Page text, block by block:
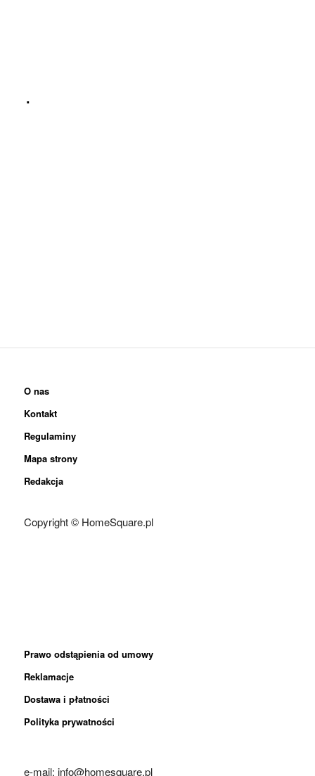
O nas
Kontakt
Regulaminy
Mapa strony
Redakcja
Copyright © HomeSquare.pl
Prawo odstąpienia od umowy
Reklamacje
Dostawa i płatności
Polityka prywatności
e-mail: info@homesquare.pl